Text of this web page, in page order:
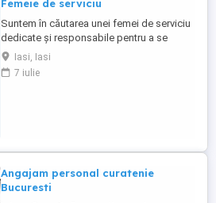
Femeie de serviciu
Suntem în căutarea unei femei de serviciu
dedicate și responsabile pentru a se
alătura echipei noastre. Dacă ești o
persoană organizată, atentă la detalii și cu
o atitudine pozitivă, această poziție ar
Iasi, Iasi
7 iulie
Angajam personal curatenie
Bucuresti